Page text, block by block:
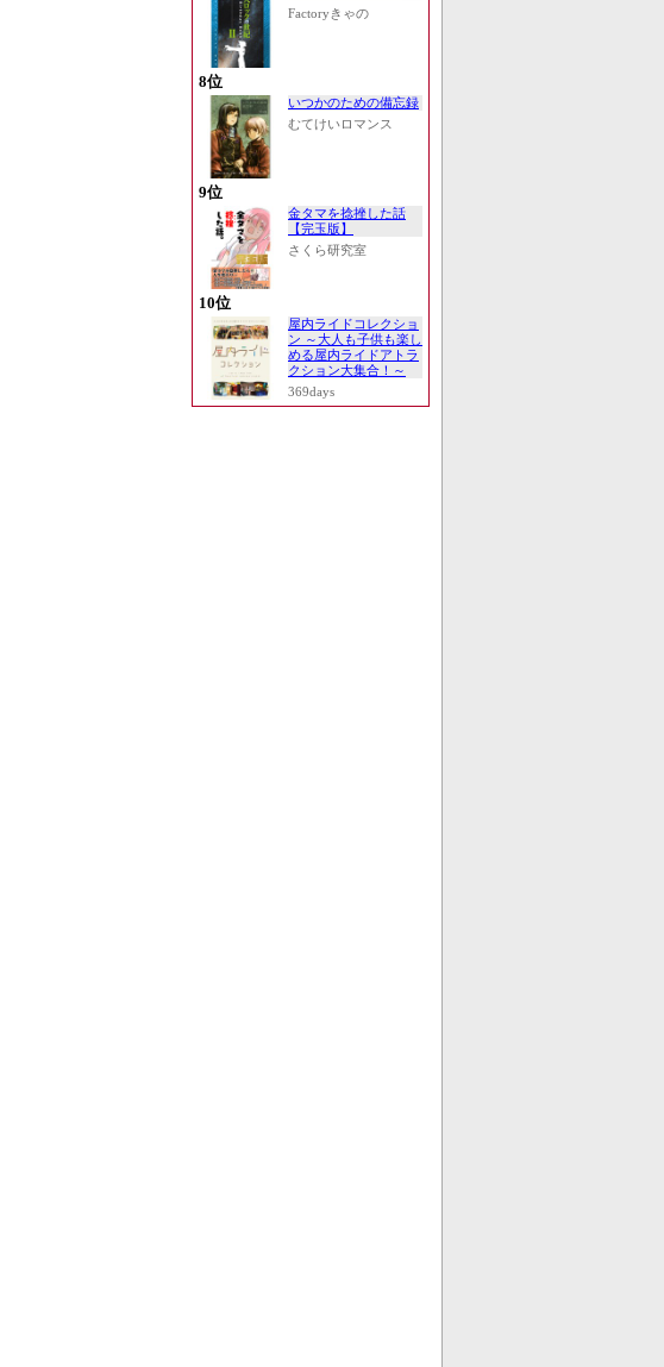
Factoryきゃの
8位
いつかのための備忘録
むてけいロマンス
9位
金タマを捻挫した話
【完玉版】
さくら研究室
10位
屋内ライドコレクショ
ン ～大人も子供も楽し
める屋内ライドアトラ
クション大集合！～
369days